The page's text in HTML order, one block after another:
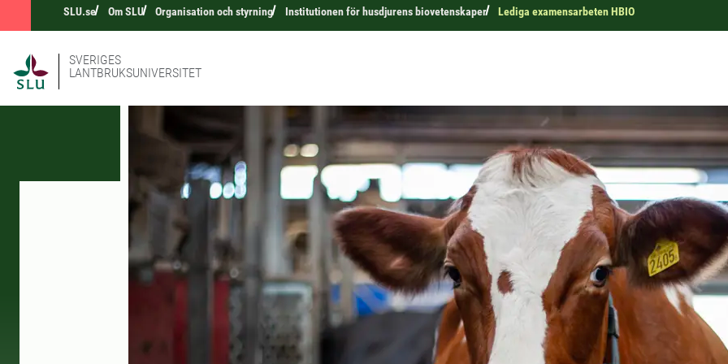
SLU.se Om SLU Organisation och styrning Institutionen för husdjurens biovetenskaper Lediga examensarbeten HBIO
SVERIGES
LANTBRUKSUNIVERSITET